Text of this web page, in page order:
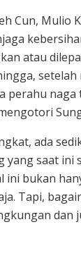
Cun, Mulio
atau
perahu
ada
saat ini
ini bukan
Tapi,
dan